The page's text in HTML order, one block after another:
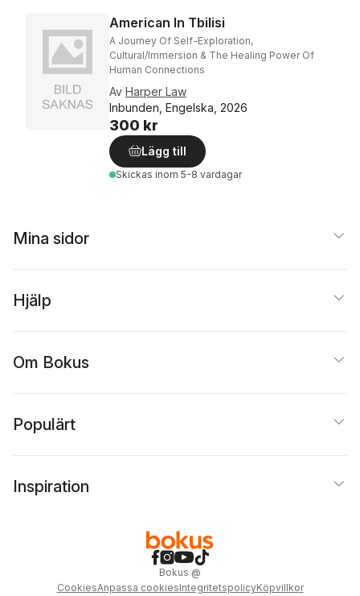
American In Tbilisi
A Journey Of Self-Exploration,
Cultural/Immersion & The Healing Power Of
Human Connections
Av Harper Law
Inbunden, Engelska, 2026
300 kr
Lägg till
Skickas inom 5-8 vardagar
Mina sidor
Hjälp
Om Bokus
Populärt
Inspiration
Bokus @
CookiesAnpassa cookiesIntegritetspolicyKöpvillkor